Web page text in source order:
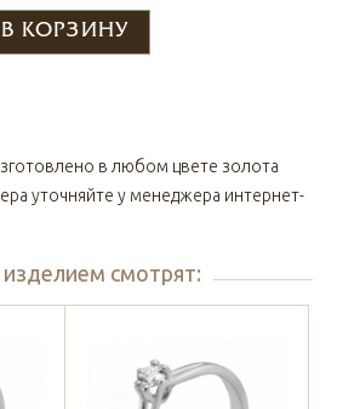
в любом цвете золота
уточняйте у менеджера интернет-
смотрят: